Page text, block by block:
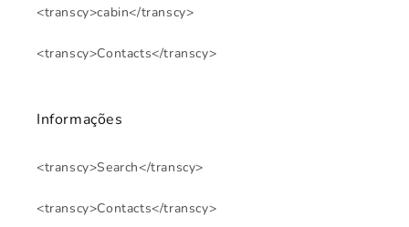
<transcy>cabin</transcy>
<transcy>Contacts</transcy>
Informações
<transcy>Search</transcy>
<transcy>Contacts</transcy>